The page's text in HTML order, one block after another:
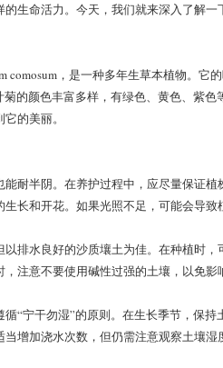
的生命活力。今天，我们就来深入了解
comosum，是一种多年生草本植物。它
的颜色丰富多样，有绿色、黄色、紫
的美丽。
耐半阴。在养护过程中，应尽量保证
长和开花。如果光照不足，可能会导
排水良好的沙质壤土为佳。在种植时
注意不要使用碱性过强的土壤，以免影
“宁干勿湿”的原则。在生长季节，保
增加浇水次数，但仍需注意观察土壤湿